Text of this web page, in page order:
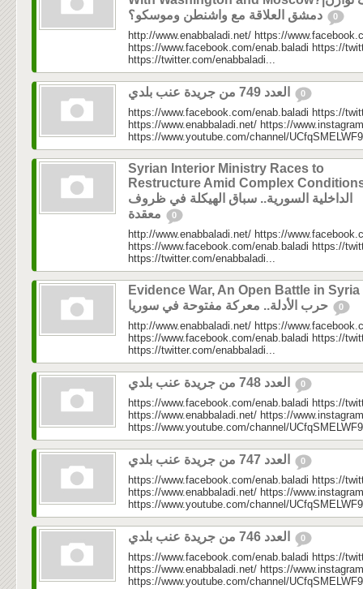
0
http://www.enabbaladi.net/ https://
https://www.facebook.com/enab.baladi https://
https://twitter.com/enabbaladi...
0
https://www.facebook.com/enab.baladi https://
https://www.enabbaladi.net/ https://
https://www.youtube.com/channel/
Syrian Interior Ministry Races to
Restructure Amid Complex
الداخلية السورية.. سباق الهيكلة في ظروف
0
http://www.enabbaladi.net/ https://
https://www.facebook.com/enab.baladi https://
https://twitter.com/enabbaladi...
Evidence War, An Open Battle in Syria
0
http://www.enabbaladi.net/ https://
https://www.facebook.com/enab.baladi https://
https://twitter.com/enabbaladi...
0
https://www.facebook.com/enab.baladi https://
https://www.enabbaladi.net/ https://
https://www.youtube.com/channel/
0
https://www.facebook.com/enab.baladi https://
https://www.enabbaladi.net/ https://
https://www.youtube.com/channel/
0
https://www.facebook.com/enab.baladi https://
https://www.enabbaladi.net/ https://
https://www.youtube.com/channel/